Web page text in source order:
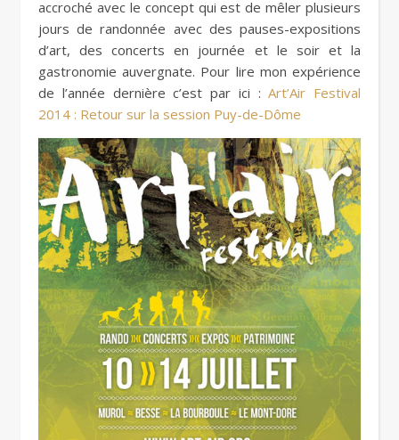
accroché avec le concept qui est de mêler plusieurs
jours de randonnée avec des pauses-expositions
d’art, des concerts en journée et le soir et la
gastronomie auvergnate. Pour lire mon expérience
de l’année dernière c’est par ici :Art’Air Festival
2014 : Retour sur la session Puy-de-Dôme